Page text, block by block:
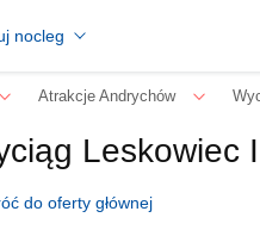
nocleg
Atrakcje Andrychów
Leskowiec
do oferty głównej